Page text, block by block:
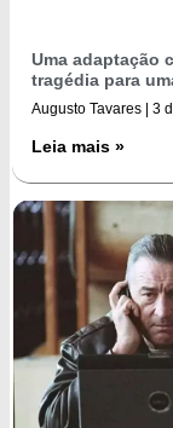
Uma adaptação
tragédia para
Augusto Tavares 3
Leia mais »